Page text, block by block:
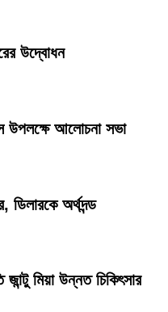
উদ্বোধন
উপলক্ষে আলোচনা সভা
ডিলারকে অর্থদন্ড
মিয়া উন্নত চিকিৎসার